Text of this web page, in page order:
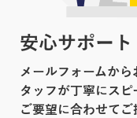
安心サポート
メールフォームか
タッフが丁寧にスピ
ご要望に合わせてご